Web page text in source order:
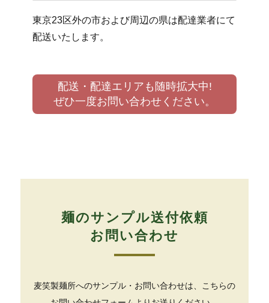
東京23区外の市および周辺の県は配達業者にて
配送いたします。
配送・配達エリアも随時拡大中!
ぜひ一度お問い合わせください。
麺のサンプル送付依頼
お問い合わせ
麦笑製麺所へのサンプル・お問い合わせは、こちらの